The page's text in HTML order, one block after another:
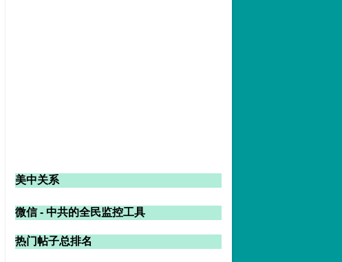
美中关系
微信 - 中共的全民监控工具
热门帖子总排名